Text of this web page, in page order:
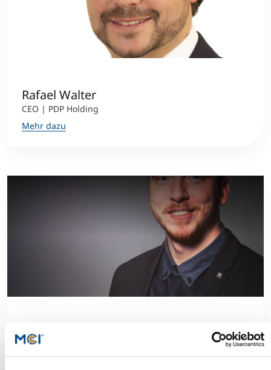
International studieren
An über 300 Partneruniversitäten
Study Finder Bachelor/Master
Forschung am MCI
Masterclasses
Maßgeschneiderte Programme
Studienberatung
Rafael Walter
CEO | PDP Holding
Mehr dazu
Heinz Mayr
Head of IT and Legal Compliance | Porsche Holding